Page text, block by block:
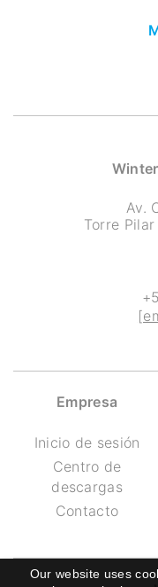
Our website uses
Av.
Torre
Empresa
Inicio de sesión
Centro de
descargas
Contacto